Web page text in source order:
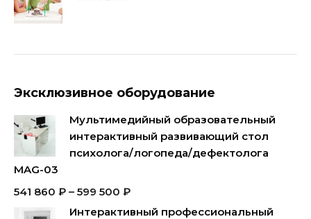
Эксклюзивное оборудование
Мультимедийный образовательный
интерактивный развивающий стол
психолога/логопеда/дефектолога
MAG-03
541 860 ₽ – 599 500 ₽
Интерактивный профессиональный